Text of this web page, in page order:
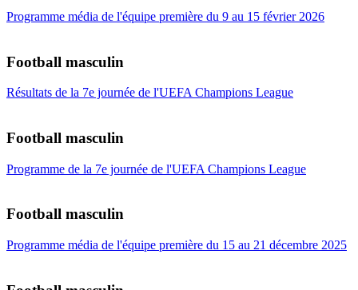
Programme média de l'équipe première du 9 au 15 février 2026
Football masculin
Résultats de la 7e journée de l'UEFA Champions League
Football masculin
Programme de la 7e journée de l'UEFA Champions League
Football masculin
Programme média de l'équipe première du 15 au 21 décembre 2025